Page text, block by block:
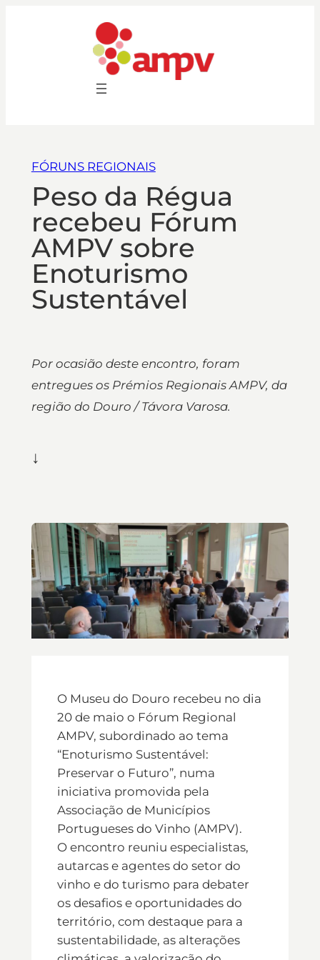
FÓRUNS REGIONAIS
Peso da Régua
recebeu Fórum
AMPV sobre
Enoturismo
Sustentável
Por ocasião deste encontro, foram
entregues os Prémios Regionais AMPV, da
região do Douro / Távora Varosa.
↓
O Museu do Douro recebeu no dia
20 de maio o Fórum Regional
AMPV, subordinado ao tema
“Enoturismo Sustentável:
Preservar o Futuro”, numa
iniciativa promovida pela
Associação de Municípios
Portugueses do Vinho (AMPV).
O encontro reuniu especialistas,
autarcas e agentes do setor do
vinho e do turismo para debater
os desafios e oportunidades do
território, com destaque para a
sustentabilidade, as alterações